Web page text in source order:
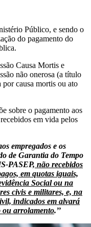
Público, e sendo o
do pagamento do
Causa Mortis e
não onerosa (a título
por causa mortis ou ato
sobre o pagamento aos
em vida pelos
empregados e os
de Garantia do Tempo
PASEP, não recebidos
em quotas iguais,
Social ou na
civis e militares, e, na
indicados em alvará
ou arrolamento.’’